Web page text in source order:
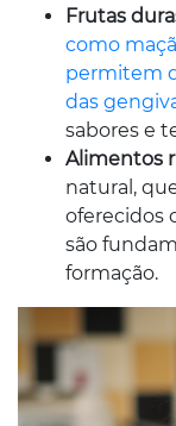
Frutas
como
permitem
das
sabores e
Alimentos
natural,
oferecidos
são
formação.